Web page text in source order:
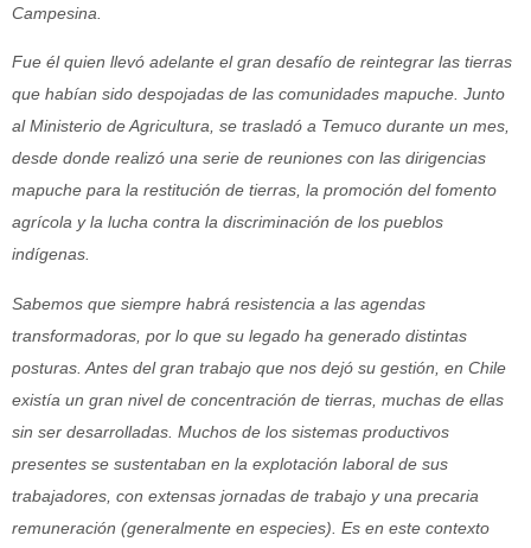
Campesina.
Fue él quien llevó adelante el gran desafío de reintegrar las tierras
que habían sido despojadas de las comunidades mapuche. Junto
al Ministerio de Agricultura, se trasladó a Temuco durante un mes,
desde donde realizó una serie de reuniones con las dirigencias
mapuche para la restitución de tierras, la promoción del fomento
agrícola y la lucha contra la discriminación de los pueblos
indígenas.
Sabemos que siempre habrá resistencia a las agendas
transformadoras, por lo que su legado ha generado distintas
posturas. Antes del gran trabajo que nos dejó su gestión, en Chile
existía un gran nivel de concentración de tierras, muchas de ellas
sin ser desarrolladas. Muchos de los sistemas productivos
presentes se sustentaban en la explotación laboral de sus
trabajadores, con extensas jornadas de trabajo y una precaria
remuneración (generalmente en especies). Es en este contexto